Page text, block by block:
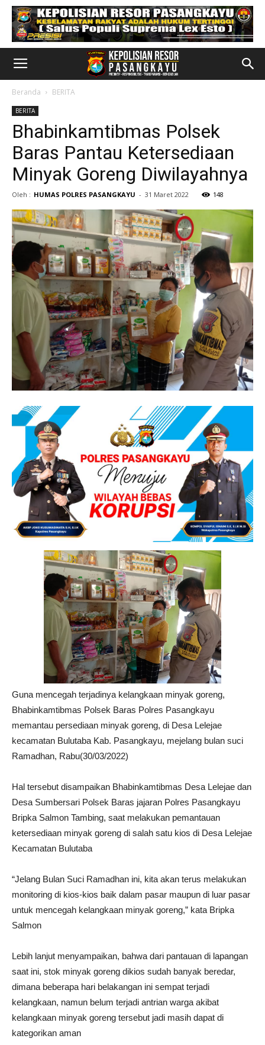
Beranda BERITA
BERITA
Bhabinkamtibmas Polsek
Baras Pantau Ketersediaan
Minyak Goreng Diwilayahnya
Oleh : HUMAS POLRES PASANGKAYU - 31 Maret 2022 148
Guna mencegah terjadinya kelangkaan minyak goreng,
Bhabinkamtibmas Polsek Baras Polres Pasangkayu
memantau persediaan minyak goreng, di Desa Lelejae
kecamatan Bulutaba Kab. Pasangkayu, mejelang bulan suci
Ramadhan, Rabu(30/03/2022)
Hal tersebut disampaikan Bhabinkamtibmas Desa Lelejae dan
Desa Sumbersari Polsek Baras jajaran Polres Pasangkayu
Bripka Salmon Tambing, saat melakukan pemantauan
ketersediaan minyak goreng di salah satu kios di Desa Lelejae
Kecamatan Bulutaba
“Jelang Bulan Suci Ramadhan ini, kita akan terus melakukan
monitoring di kios-kios baik dalam pasar maupun di luar pasar
untuk mencegah kelangkaan minyak goreng,” kata Bripka
Salmon
Lebih lanjut menyampaikan, bahwa dari pantauan di lapangan
saat ini, stok minyak goreng dikios sudah banyak beredar,
dimana beberapa hari belakangan ini sempat terjadi
kelangkaan, namun belum terjadi antrian warga akibat
kelangkaan minyak goreng tersebut jadi masih dapat di
kategorikan aman